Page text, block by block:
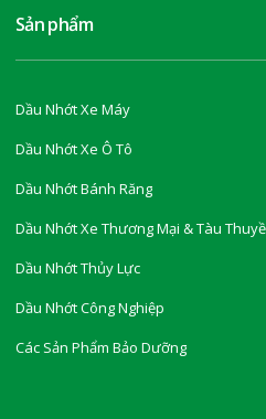
Sản phẩm
Dầu Nhớt Xe Máy
Dầu Nhớt Xe Ô Tô
Dầu Nhớt Bánh Răng
Dầu Nhớt Xe Thương Mại & Tàu
Dầu Nhớt Thủy Lực
Dầu Nhớt Công Nghiệp
Các Sản Phẩm Bảo Dưỡng